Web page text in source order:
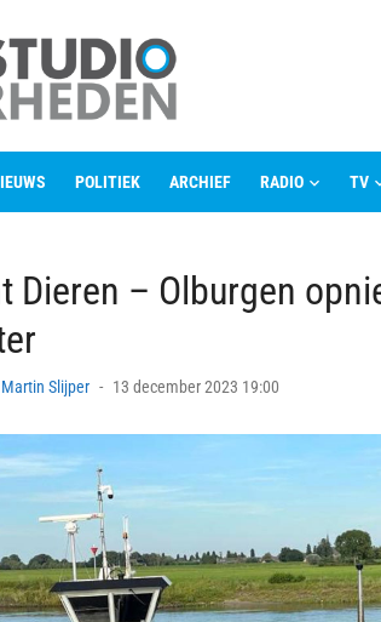
POLITIEK ARCHIEF RADIO TV
Dieren – Olburgen
Martin Slijper
Posted
13 december 2023 19:00